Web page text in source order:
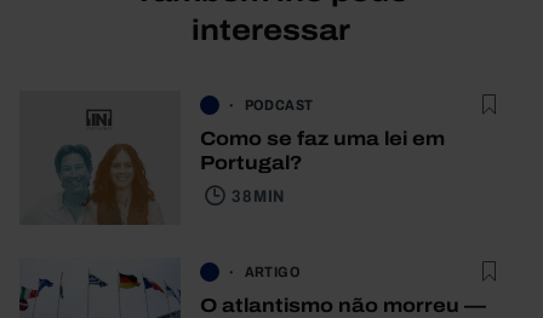
interessar
PODCAST
Como se faz uma lei em
Portugal?
38 MIN
ARTIGO
O atlantismo não morreu —